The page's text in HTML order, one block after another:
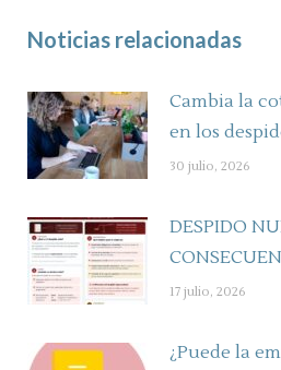
Noticias relacionadas
Cambia la
en los
30 julio, 2026
DESPIDO
17 julio, 2026
¿Puede la